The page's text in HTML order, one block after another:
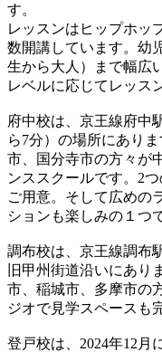
す。
レッスンはヒップホッ
数開講しています。幼
生から大人）まで幅広
レベルに応じてレッス
府中校は、京王線府中
ら7分）の場所にあり
市、国分寺市の方々が
ンススクールです。2
ご用意。そして広めの
ションも楽しみの１つ
調布校は、京王線調布
旧甲州街道沿いにあり
市、稲城市、多摩市の
ジオで見学スペースも
登戸校は、2024年12月